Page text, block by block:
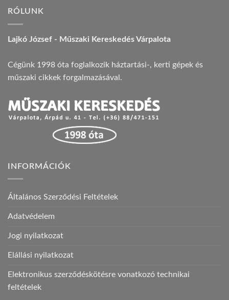
RÓLUNK
Lajkó József - Műszaki Kereskedés Várpalota
Cégünk 1998 óta foglalkozik háztartási-, kerti gépek és
műszaki cikkek forgalmazásával.
INFORMÁCIÓK
Általános Szerződési Feltételek
Adatvédelem
Jogi nyilatkozat
Elállási nyilatkozat
Elektronikus szerződéskötésre vonatkozó technikai
feltételek